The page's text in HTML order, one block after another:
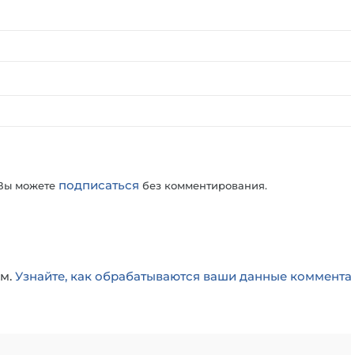
можете подписаться без комментирования.
Узнайте, как обрабатываются ваши данные